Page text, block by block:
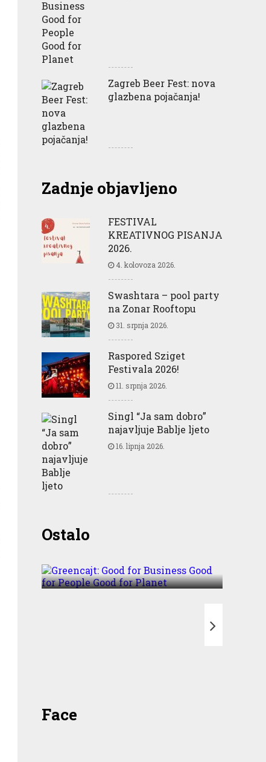
Zagreb Beer Fest: nova
glazbena pojačanja!
Zadnje objavljeno
FESTIVAL
KREATIVNOG PISANJA
2026.
4. kolovoza 2026.
Swashtara – pool party
na Zonar Rooftopu
31. srpnja 2026.
Raspored Sziget
Festivala 2026!
11. srpnja 2026.
Singl “Ja sam dobro”
najavljuje Bablje ljeto
16. lipnja 2026.
OstaloGreencajt: Good for
Business Good for People
Face